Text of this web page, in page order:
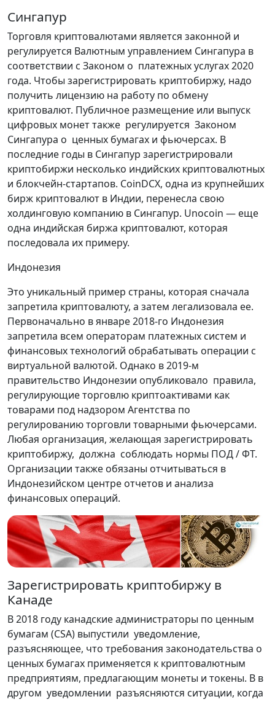
Сингапур
Торговля криптовалютами является законной и
регулируется Валютным управлением Сингапура в
соответствии с Законом о платежных услугах 2020
года. Чтобы зарегистрировать криптобиржу, надо
получить лицензию на работу по обмену
криптовалют. Публичное размещение или выпуск
цифровых монет также регулируется Законом
Сингапура о ценных бумагах и фьючерсах. В
последние годы в Сингапур зарегистрировали
криптобиржи несколько индийских криптовалютных
и блокчейн-стартапов. CoinDCX, одна из крупнейших
бирж криптовалют в Индии, перенесла свою
холдинговую компанию в Сингапур. Unocoin — еще
одна индийская биржа криптовалют, которая
последовала их примеру.
Индонезия
Это уникальный пример страны, которая сначала
запретила криптовалюту, а затем легализовала ее.
Первоначально в январе 2018-го Индонезия
запретила всем операторам платежных систем и
финансовых технологий обрабатывать операции с
виртуальной валютой. Однако в 2019-м
правительство Индонезии опубликовало правила,
регулирующие торговлю криптоактивами как
товарами под надзором Агентства по
регулированию торговли товарными фьючерсами.
Любая организация, желающая зарегистрировать
криптобиржу, должна соблюдать нормы ПОД / ФТ.
Организации также обязаны отчитываться в
Индонезийском центре отчетов и анализа
финансовых операций.
Зарегистрировать криптобиржу в
Канаде
В 2018 году канадские администраторы по ценным
бумагам (CSA) выпустили уведомление,
разъясняющее, что требования законодательства о
ценных бумагах применяется к криптовалютным
предприятиям, предлагающим монеты и токены. В в
другом уведомлении разъясняются ситуации, когда